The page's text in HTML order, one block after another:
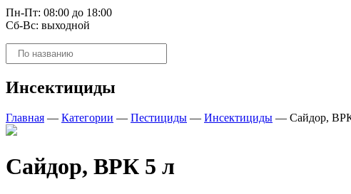
Пн-Пт: 08:00 до 18:00
Сб-Вс: выходной
Поиск
товаров
Инсектициды
Главная — Категории — Пестициды — Инсектициды — Сайдор,
Сайдор, ВРК 5 л